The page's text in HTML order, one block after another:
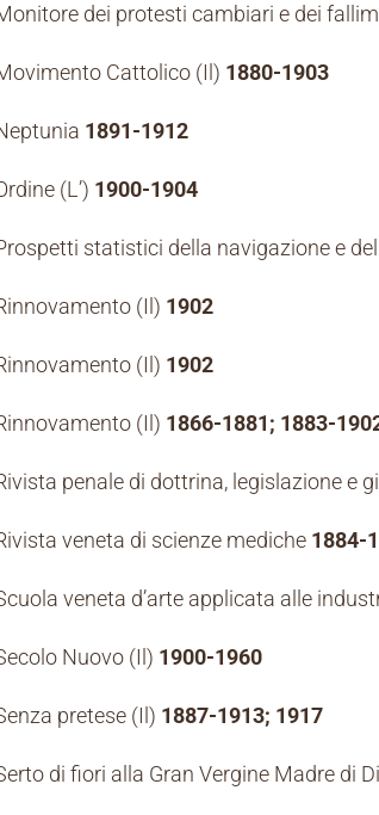
dei protesti cambiari e dei
Cattolico (Il) 1880-1903
1891-1912
(L’) 1900-1904
statistici della navigazione e
(Il) 1902
(Il) 1902
(Il) 1866-1881; 1883-
penale di dottrina, legislazione e
veneta di scienze mediche 1884-
veneta d’arte applicata alle
Nuovo (Il) 1900-1960
pretese (Il) 1887-1913; 1917
di fiori alla Gran Vergine Madre di